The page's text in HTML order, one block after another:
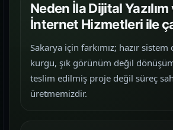
Neden İla Dijital Yazılım
İnternet Hizmetleri ile
Sakarya için farkımız; hazır sistem
kurgu, şık görünüm değil
teslim edilmiş proje değil süreç
üretmemizdir.